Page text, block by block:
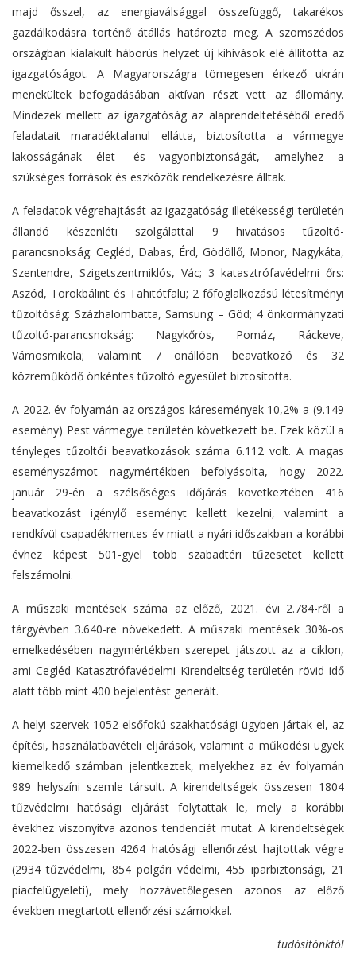
majd ősszel, az energiaválsággal összefüggő, takarékos
gazdálkodásra történő átállás határozta meg. A szomszédos
országban kialakult háborús helyzet új kihívások elé állította az
igazgatóságot. A Magyarországra tömegesen érkező ukrán
menekültek befogadásában aktívan részt vett az állomány.
Mindezek mellett az igazgatóság az alaprendeltetéséből eredő
feladatait maradéktalanul ellátta, biztosította a vármegye
lakosságának élet- és vagyonbiztonságát, amelyhez a
szükséges források és eszközök rendelkezésre álltak.
A feladatok végrehajtását az igazgatóság illetékességi területén
állandó készenléti szolgálattal 9 hivatásos tűzoltó-
parancsnokság: Cegléd, Dabas, Érd, Gödöllő, Monor, Nagykáta,
Szentendre, Szigetszentmiklós, Vác; 3 katasztrófavédelmi őrs:
Aszód, Törökbálint és Tahitótfalu; 2 főfoglalkozású létesítményi
tűzoltóság: Százhalombatta, Samsung – Göd; 4 önkormányzati
tűzoltó-parancsnokság: Nagykőrös, Pomáz, Ráckeve,
Vámosmikola; valamint 7 önállóan beavatkozó és 32
közreműködő önkéntes tűzoltó egyesület biztosította.
A 2022. év folyamán az országos káresemények 10,2%-a (9.149
esemény) Pest vármegye területén következett be. Ezek közül a
tényleges tűzoltói beavatkozások száma 6.112 volt. A magas
eseményszámot nagymértékben befolyásolta, hogy 2022.
január 29-én a szélsőséges időjárás következtében 416
beavatkozást igénylő eseményt kellett kezelni, valamint a
rendkívül csapadékmentes év miatt a nyári időszakban a korábbi
évhez képest 501-gyel több szabadtéri tűzesetet kellett
felszámolni.
A műszaki mentések száma az előző, 2021. évi 2.784-ről a
tárgyévben 3.640-re növekedett. A műszaki mentések 30%-os
emelkedésében nagymértékben szerepet játszott az a ciklon,
ami Cegléd Katasztrófavédelmi Kirendeltség területén rövid idő
alatt több mint 400 bejelentést generált.
A helyi szervek 1052 elsőfokú szakhatósági ügyben jártak el, az
építési, használatbavételi eljárások, valamint a működési ügyek
kiemelkedő számban jelentkeztek, melyekhez az év folyamán
989 helyszíni szemle társult. A kirendeltségek összesen 1804
tűzvédelmi hatósági eljárást folytattak le, mely a korábbi
évekhez viszonyítva azonos tendenciát mutat. A kirendeltségek
2022-ben összesen 4264 hatósági ellenőrzést hajtottak végre
(2934 tűzvédelmi, 854 polgári védelmi, 455 iparbiztonsági, 21
piacfelügyeleti), mely hozzávetőlegesen azonos az előző
években megtartott ellenőrzési számokkal.
tudósítónktól